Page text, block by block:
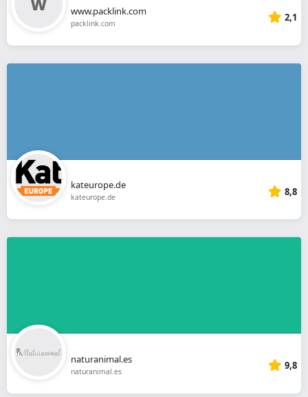
www.packlink.com
packlink.com 2,1
kateurope.de
kateurope.de 8,8
naturanimal.es
naturanimal.es 9,8